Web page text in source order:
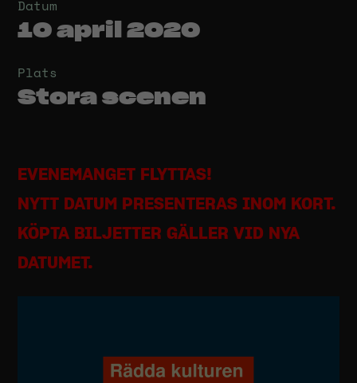
Datum
10 april 2020
Plats
Stora scenen
EVENEMANGET FLYTTAS!
NYTT DATUM PRESENTERAS INOM KORT.
KÖPTA BILJETTER GÄLLER VID NYA
DATUMET.